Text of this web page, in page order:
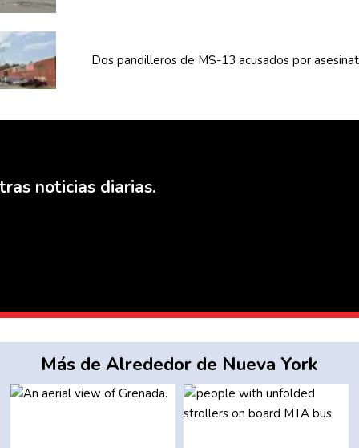
Dospandilleros de MS-13 acusados por
noticias diarias.
Más de Alrededor de Nueva York